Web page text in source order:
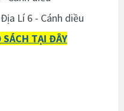
Lí 6 - Cánh diều
SÁCH TẠI ĐÂY